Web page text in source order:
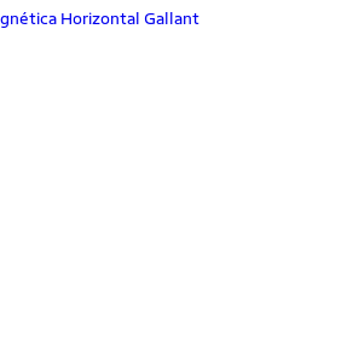
Horizontal Gallant